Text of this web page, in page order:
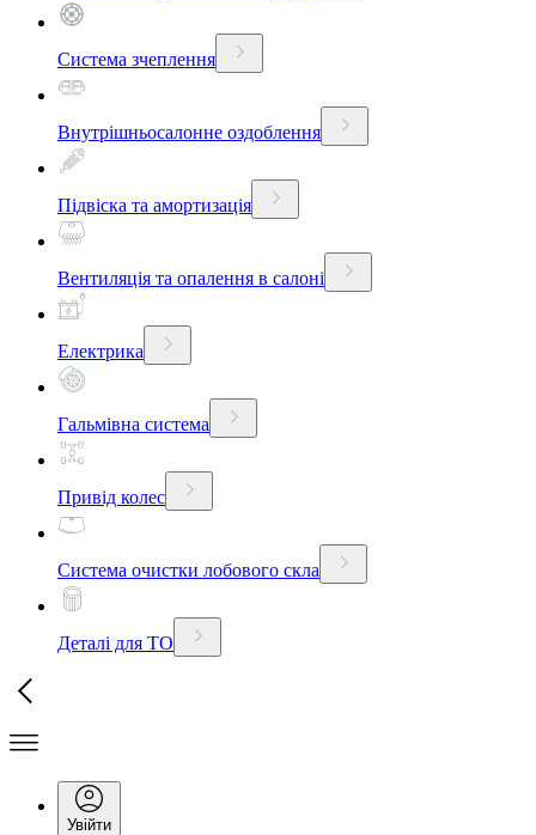
Система зчеплення
Внутрішньосалонне оздоблення
Підвіска та амортизація
Вентиляція та опалення в салоні
Електрика
Гальмівна система
Привід колес
Система очистки лобового скла
Деталі для ТО
Увійти